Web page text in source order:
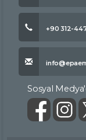
+90 312-
Sosyal